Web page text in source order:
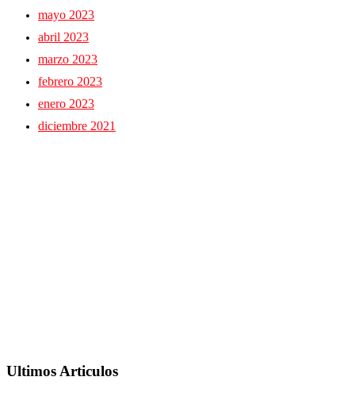
mayo 2023
abril 2023
marzo 2023
febrero 2023
enero 2023
diciembre 2021
Ultimos Articulos